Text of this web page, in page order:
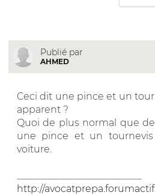
Publié par
AHMED
Ceci dit une pince et un
apparent ?
Quoi de plus normal que
une pince et un
voiture.
http://